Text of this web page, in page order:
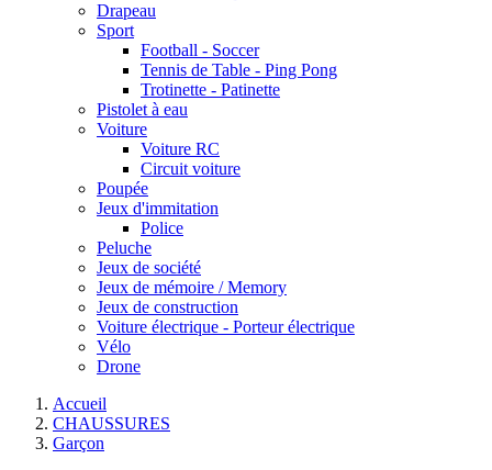
Drapeau
Sport
Football - Soccer
Tennis de Table - Ping Pong
Trotinette - Patinette
Pistolet à eau
Voiture
Voiture RC
Circuit voiture
Poupée
Jeux d'immitation
Police
Peluche
Jeux de société
Jeux de mémoire / Memory
Jeux de construction
Voiture électrique - Porteur électrique
Vélo
Drone
Accueil
CHAUSSURES
Garçon